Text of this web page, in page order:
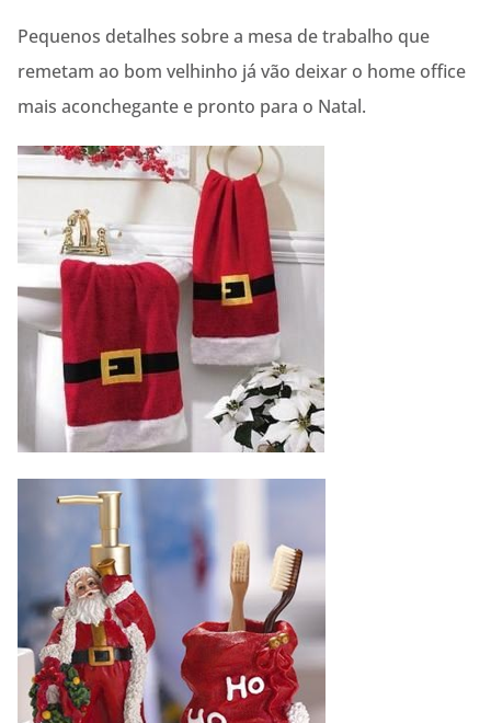
Pequenos detalhes sobre a mesa de trabalho que
remetam ao bom velhinho já vão deixar o home office
mais aconchegante e pronto para o Natal.